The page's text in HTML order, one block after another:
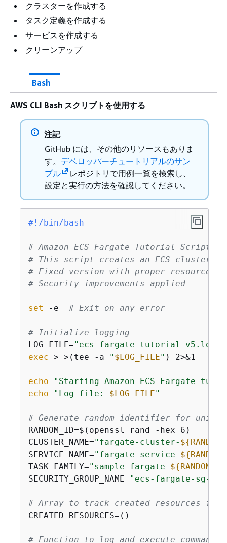
クラスターを作成する
タスク定義を作成する
サービスを作成する
クリーンアップ
Bash
AWS CLI Bash スクリプトを使用する
注記
GitHub には、その他のリソースもありま
す。 デベロッパーチュートリアルのサン
プル
レポジトリで用例一覧を検索し、
設定と実行の方法を確認してください。
#!/bin/bash
# Amazon ECS Fargate Tutorial Script -
# This script creates an ECS cluster,
# Fixed version with proper resource
# Security improvements applied
set -e # Exit on any error
# Initialize logging
LOG_FILE="ecs-fargate-tutorial-v5.log"
exec > >(tee -a " $LOG_FILE" ) 2>&1
echo
"Starting Amazon ECS Fargate
echo
"Log file: $LOG_FILE"
# Generate random identifier for unique
RANDOM_ID=$(openssl rand -hex 6)
CLUSTER_NAME="fargate-cluster- ${
SERVICE_NAME="fargate-service- ${
TASK_FAMILY="sample-fargate- ${
SECURITY_GROUP_NAME="ecs-fargate-sg-
# Array to track created resources for
CREATED_RESOURCES=()
# Function to log and execute